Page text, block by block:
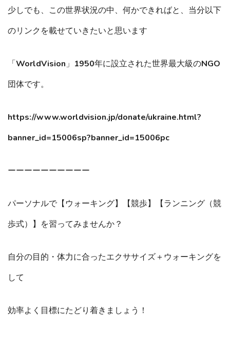
少しでも、この世界状況の中、何かできればと、当分以下
のリンクを載せていきたいと思います
「WorldVision」1950年に設立された世界最大級のNGO
団体です。
https://www.worldvision.jp/donate/ukraine.html?
banner_id=15006sp?banner_id=15006pc
ーーーーーーーーーー
パーソナルで【ウォーキング】【競歩】【ランニング（競
歩式）】を習ってみませんか？
自分の目的・体力に合ったエクササイズ＋ウォーキングを
して
効率よく目標にたどり着きましょう！